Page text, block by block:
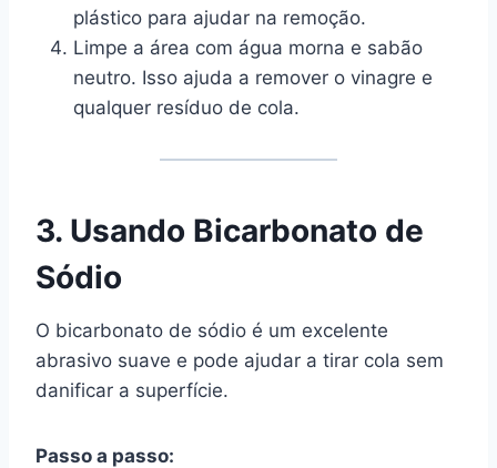
plástico para ajudar na remoção.
Limpe a área com água morna e sabão
neutro. Isso ajuda a remover o vinagre e
qualquer resíduo de cola.
3. Usando Bicarbonato de
Sódio
O bicarbonato de sódio é um excelente
abrasivo suave e pode ajudar a tirar cola sem
danificar a superfície.
Passo a passo: